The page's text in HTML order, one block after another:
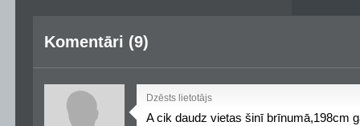
Komentāri (9)
Dzēsts lietotājs
A cik daudz vietas šinī brīnumā,198cm